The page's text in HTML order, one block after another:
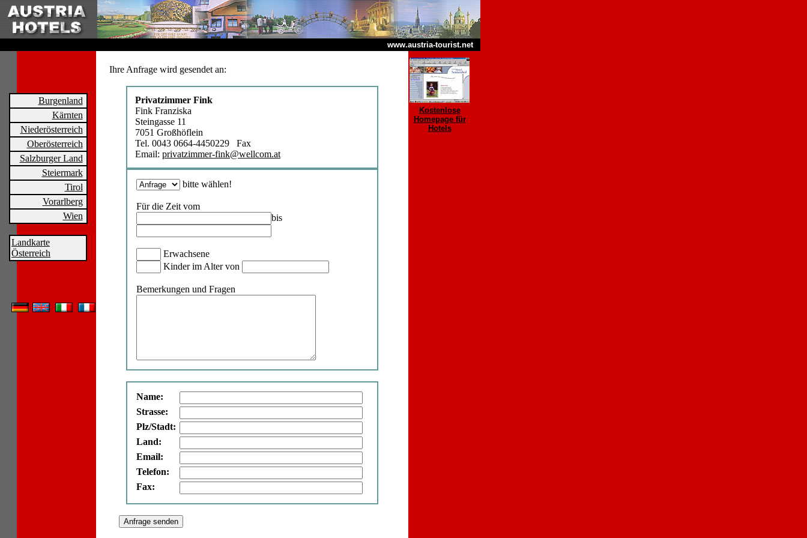
www.austria-tourist.net
Burgenland
Kärnten
Niederösterreich
Oberösterreich
Salzburger Land
Steiermark
Tirol
Vorarlberg
Wien
Landkarte
Österreich
Ihre Anfrage wird gesendet an:
Privatzimmer Fink
Fink Franziska
Steingasse 11
7051 Großhöflein
Tel. 0043 0664-4450229 Fax
Email: privatzimmer-fink@wellcom.at
bitte wählen!
Für die Zeit vom
bis
Erwachsene
Kinder im Alter von
Bemerkungen und Fragen
Name:
Strasse:
Plz/Stadt:
Land:
Email:
Telefon:
Fax:
Kostenlose
Homepage für
Hotels